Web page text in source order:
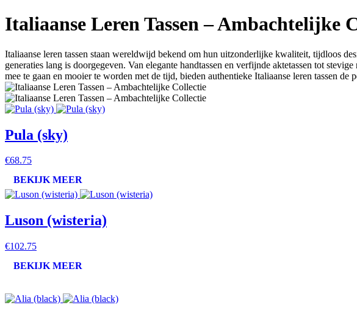
Italiaanse Leren Tassen – Ambachtelijke
Italiaanse leren tassen staan wereldwijd bekend om hun uitzonderlijke kwaliteit, tijdloos
generaties lang is doorgegeven. Van elegante handtassen en verfijnde aktetassen tot
mee te gaan en mooier te worden met de tijd, bieden authentieke Italiaanse leren tassen
Pula (sky)
€68.75
BEKIJK MEER
Luson (wisteria)
€102.75
BEKIJK MEER